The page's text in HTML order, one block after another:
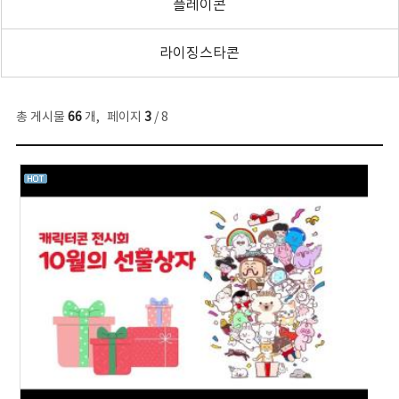
플레이콘
라이징스타콘
총 게시물 66개, 페이지 3/ 8